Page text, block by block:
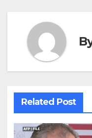
Related Post